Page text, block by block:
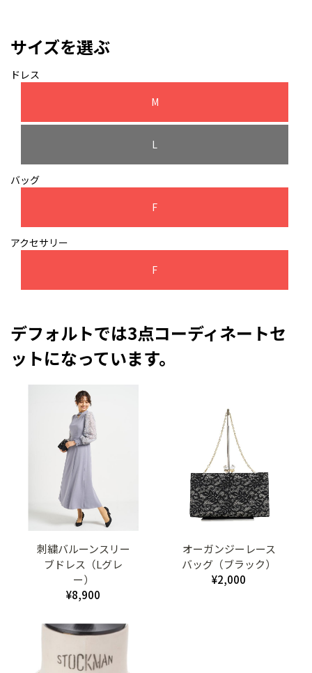
サイズを選ぶ
ドレス
M
L
バッグ
F
アクセサリー
F
デフォルトでは3点コーディネートセ
ットになっています。
刺繍バルーンスリー
ブドレス（Lグレ
ー）
¥8,900
オーガンジーレース
バッグ（ブラック）
¥2,000